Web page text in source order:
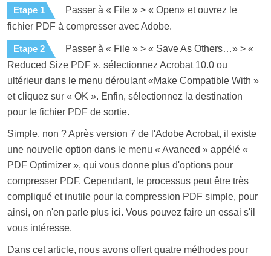
Etape 1
Passer à « File » > « Open» et ouvrez le
fichier PDF à compresser avec Adobe.
Etape 2
Passer à « File » > « Save As Others…» > «
Reduced Size PDF », sélectionnez Acrobat 10.0 ou
ultérieur dans le menu déroulant «Make Compatible With »
et cliquez sur « OK ». Enfin, sélectionnez la destination
pour le fichier PDF de sortie.
Simple, non ? Après version 7 de l'Adobe Acrobat, il existe
une nouvelle option dans le menu « Avanced » appélé «
PDF Optimizer », qui vous donne plus d'options pour
compresser PDF. Cependant, le processus peut être très
compliqué et inutile pour la compression PDF simple, pour
ainsi, on n'en parle plus ici. Vous pouvez faire un essai s'il
vous intéresse.
Dans cet article, nous avons offert quatre méthodes pour